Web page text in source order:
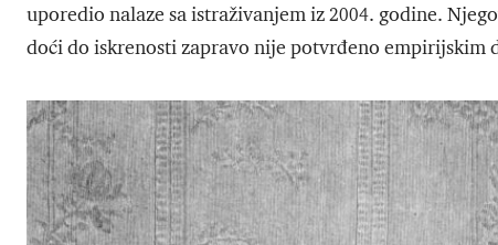
uporedio nalaze sa istraživanjem iz 2004. godine.
doći do iskrenosti zapravo nije potvrđeno empirijskim